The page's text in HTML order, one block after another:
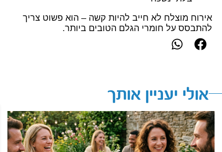
אירוח מוצלח לא חייב להיות קשה – הוא פשוט צריך
להתבסס על חומרי הגלם הטובים ביותר.
אולי יעניין אותך